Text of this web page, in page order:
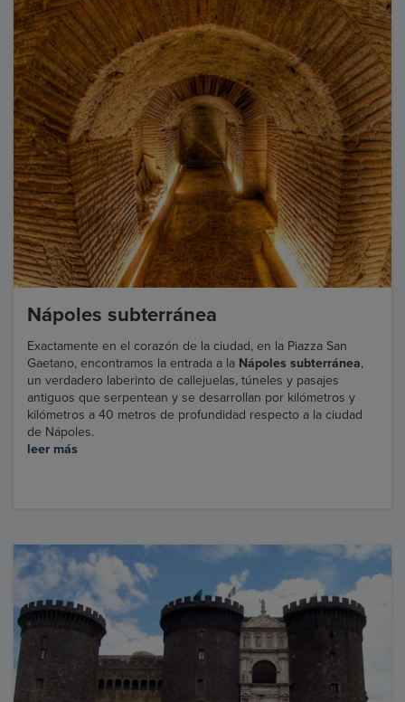
Nápoles subterránea
Exactamente en el corazón de la ciudad, en la Piazza San
Gaetano, encontramos la entrada a la Nápoles subterránea,
un verdadero laberinto de callejuelas, túneles y pasajes
antiguos que serpentean y se desarrollan por kilómetros y
kilómetros a 40 metros de profundidad respecto a la ciudad
de Nápoles.
leer más